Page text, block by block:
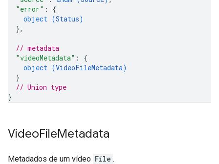
"error" : {
object (Status)
},
// metadata
"videoMetadata" : {
object (VideoFileMetadata)
}
// Union type
}
VideoFileMetadata
Metadados de um vídeo File .